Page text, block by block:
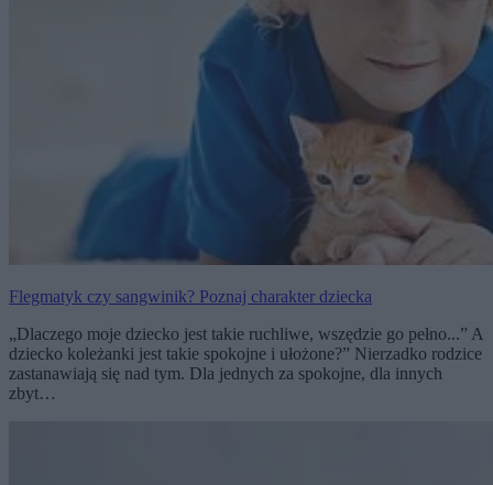
Flegmatyk czy sangwinik? Poznaj charakter dziecka
„Dlaczego moje dziecko jest takie ruchliwe, wszędzie go pełno...” A
dziecko koleżanki jest takie spokojne i ułożone?” Nierzadko rodzice
zastanawiają się nad tym. Dla jednych za spokojne, dla innych
zbyt…